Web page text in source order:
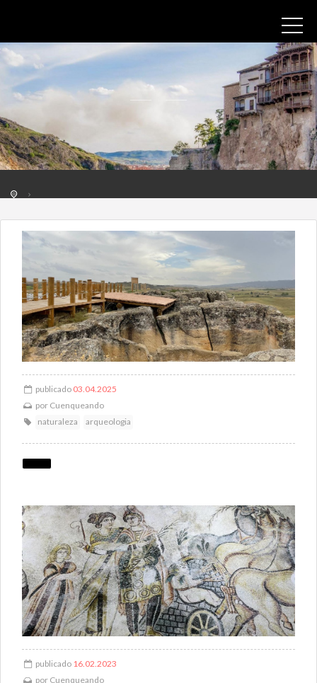
publicado 03.04.2025
por Cuenqueando
naturaleza
arqueologia
publicado 16.02.2023
por Cuenqueando